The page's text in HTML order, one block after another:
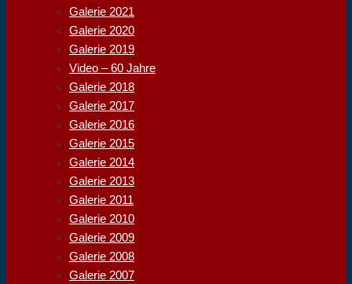
Galerie 2021
Galerie 2020
Galerie 2019
Video – 60 Jahre
Galerie 2018
Galerie 2017
Galerie 2016
Galerie 2015
Galerie 2014
Galerie 2013
Galerie 2011
Galerie 2010
Galerie 2009
Galerie 2008
Galerie 2007